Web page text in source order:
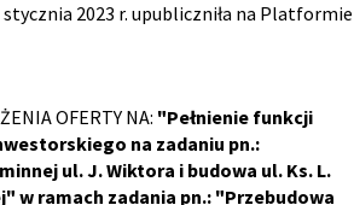
2023 r. upubliczniła na Platformie
OFERTY NA: "Pełnienie funkcji
na zadaniu pn.:
ul. J. Wiktora i budowa ul. Ks. L.
w ramach zadania pn.: "Przebudowa